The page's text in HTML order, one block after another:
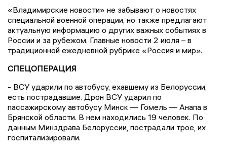
«Владимирские новости» не забывают о новостях
специальной военной операции, но также предлагают
актуальную информацию о других важных событиях в
России и за рубежом. Главные новости 2 июля – в
традиционной ежедневной рубрике «Россия и мир».
СПЕЦОПЕРАЦИЯ
- ВСУ ударили по автобусу, ехавшему из Белоруссии,
есть пострадавшие. Дрон ВСУ ударил по
пассажирскому автобусу Минск — Гомель — Анапа в
Брянской области. В нем находились 19 человек. По
данным Минздрава Белоруссии, пострадали трое, их
госпитализировали.